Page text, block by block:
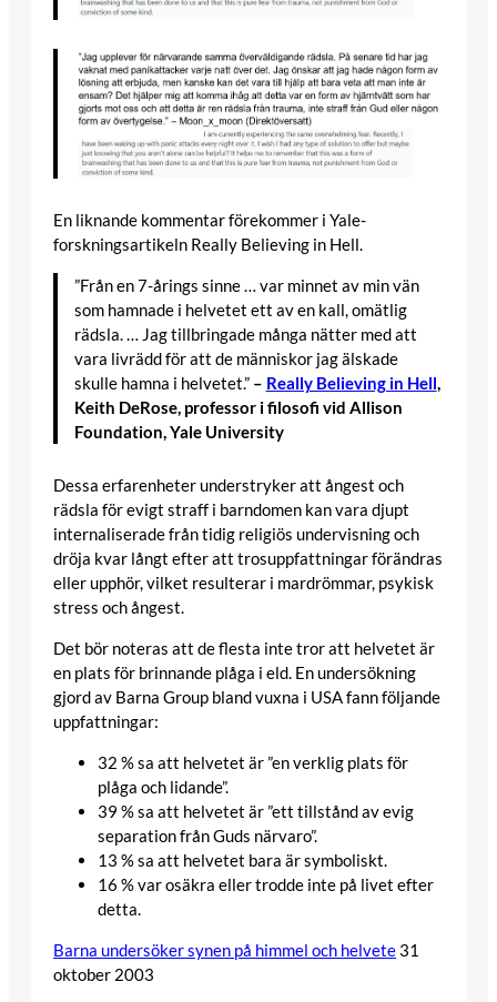
En liknande kommentar förekommer i Yale-
forskningsartikeln Really Believing in Hell.
”Från en 7-årings sinne … var minnet av min vän
som hamnade i helvetet ett av en kall, omätlig
rädsla. … Jag tillbringade många nätter med att
vara livrädd för att de människor jag älskade
skulle hamna i helvetet.”– Really Believing in Hell,
Keith DeRose, professor i filosofi vid Allison
Foundation, Yale University
Dessa erfarenheter understryker att ångest och
rädsla för evigt straff i barndomen kan vara djupt
internaliserade från tidig religiös undervisning och
dröja kvar långt efter att trosuppfattningar förändras
eller upphör, vilket resulterar i mardrömmar, psykisk
stress och ångest.
Det bör noteras att de flesta inte tror att helvetet är
en plats för brinnande plåga i eld. En undersökning
gjord av Barna Group bland vuxna i USA fann följande
uppfattningar:
32 % sa att helvetet är ”en verklig plats för
plåga och lidande”.
39 % sa att helvetet är ”ett tillstånd av evig
separation från Guds närvaro”.
13 % sa att helvetet bara är symboliskt.
16 % var osäkra eller trodde inte på livet efter
detta.
Barna undersöker synen på himmel och helvete 31
oktober 2003